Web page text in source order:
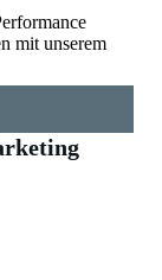
mit unserem